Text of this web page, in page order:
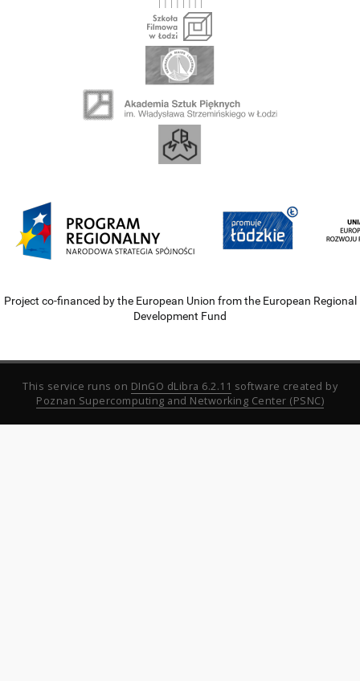
Project co-financed by the European Union from the European Regional
Development Fund
This service runs on DInGO dLibra 6.2.11 software created by
Poznan Supercomputing and Networking Center (PSNC)